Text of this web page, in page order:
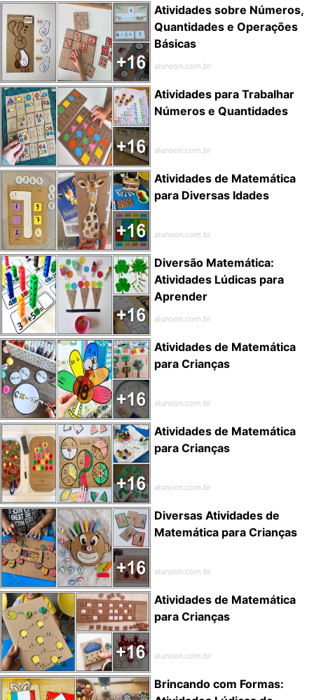
Atividades sobre Números,
Quantidades e Operações
Básicas
alunoon.com.br
Atividades para Trabalhar
Números e Quantidades
alunoon.com.br
Atividades de Matemática
para Diversas Idades
alunoon.com.br
Diversão Matemática:
Atividades Lúdicas para
Aprender
alunoon.com.br
Atividades de Matemática
para Crianças
alunoon.com.br
Atividades de Matemática
para Crianças
alunoon.com.br
Diversas Atividades de
Matemática para Crianças
alunoon.com.br
Atividades de Matemática
para Crianças
alunoon.com.br
Brincando com Formas: